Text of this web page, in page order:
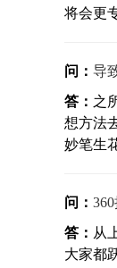
将会更
问： 导
答： 之
想方法
妙笔生
问：
答： 从
大家都